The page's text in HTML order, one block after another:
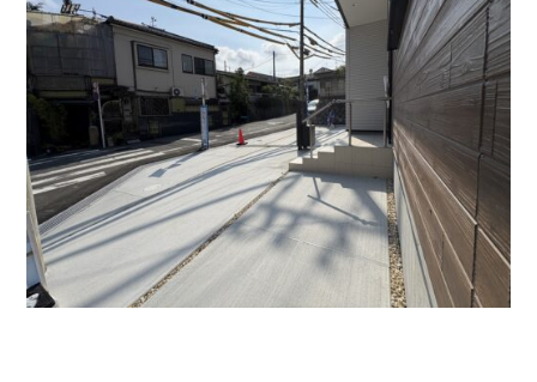
産
購
入・
売
却・
賃
貸・
管
理
｜